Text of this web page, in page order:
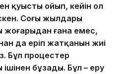
қуысты ойып, кейін ол
Соңғы жылдары
жоғарыдан ғана емес,
да еріп жатқанын жиі
Бұл процестер
бұзады. Бұл – еру